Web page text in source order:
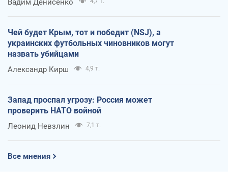
Вадим Денисенко
Чей будет Крым, тот и победит (NSJ), а
украинских футбольных чиновников могут
назвать убийцами
Александр Кирш 4,9 т.
Запад проспал угрозу: Россия может
проверить НАТО войной
Леонид Невзлин 7,1 т.
Все мнения